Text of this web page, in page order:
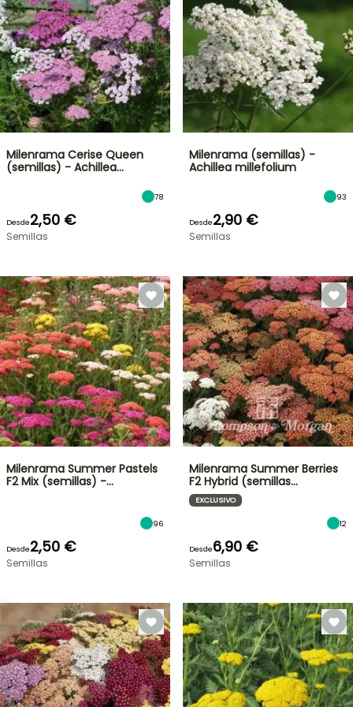
OFERTA
¡HASTA
UN
30
%
DE
BULBOS
DE
Milenrama Cerise Queen
(semillas) - Achillea…
78
Desde2,50 €
Semillas
Milenrama (semillas) -
Achillea millefolium
93
Desde2,90 €
Semillas
Milenrama Summer Pastels
F2 Mix (semillas) -…
96
Desde2,50 €
Semillas
Milenrama Summer Berries
F2 Hybrid (semillas…
EXCLUSIVO
12
Desde6,90 €
Semillas